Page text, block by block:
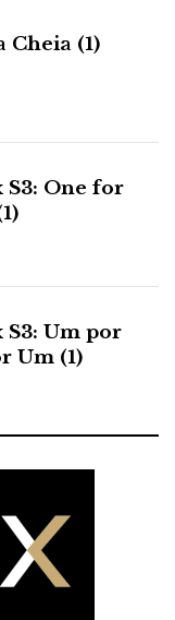
Cheia (1)
S3: One for
S3: Um por
Um (1)